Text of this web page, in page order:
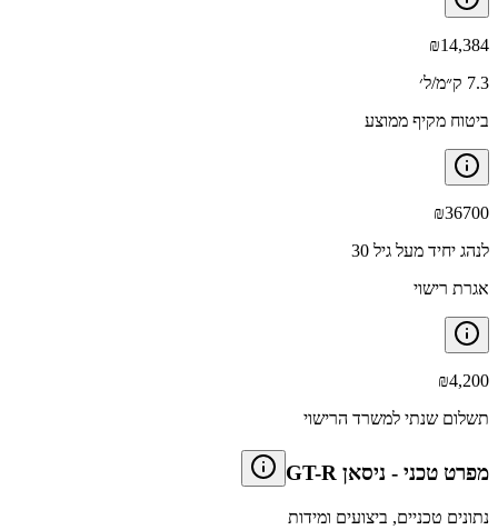
₪14,384
7.3 ק״מ/ל׳
ביטוח מקיף ממוצע
₪36700
לנהג יחיד מעל גיל 30
אגרת רישוי
₪4,200
תשלום שנתי למשרד הרישוי
מפרט טכני - ניסאן GT-R
נתונים טכניים, ביצועים ומידות